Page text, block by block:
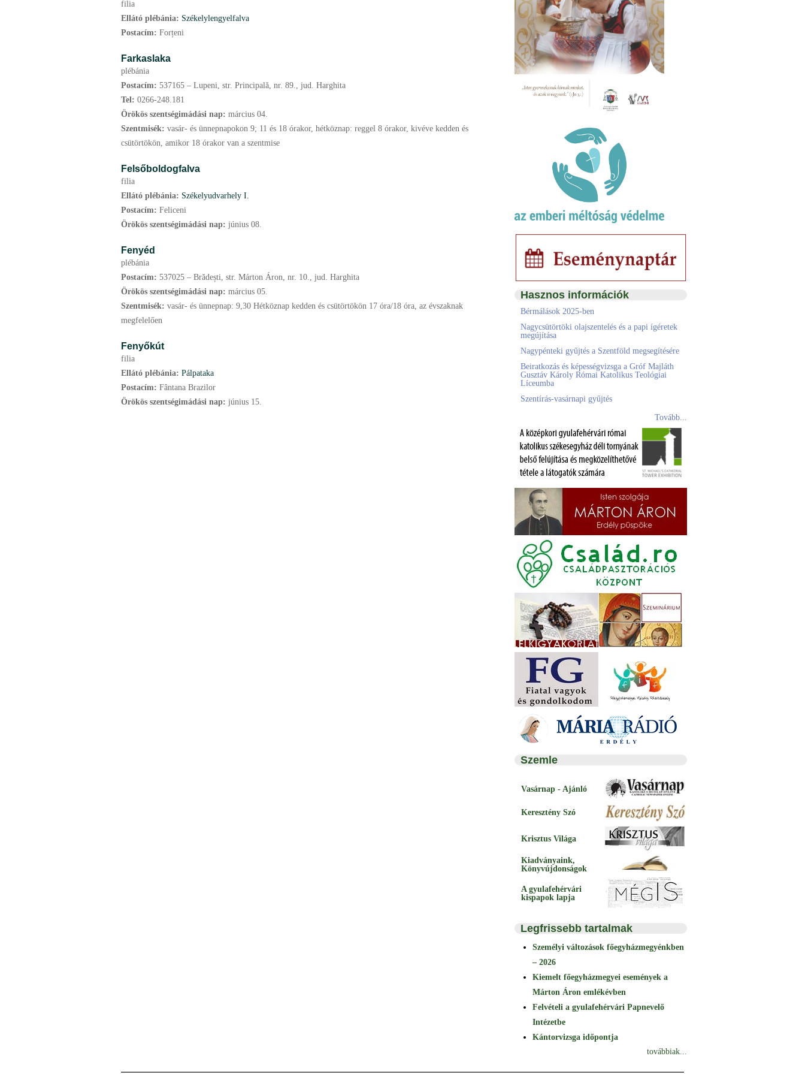
filia
Ellátó plébánia: Székelylengyelfalva
Postacím: Forțeni
Farkaslaka
plébánia
Postacím: 537165 – Lupeni, str. Principală, nr. 89., jud. Harghita
Tel: 0266-248.181
Örökös szentségimádási nap: március 04.
Szentmisék: vasár- és ünnepnapokon 9; 11 és 18 órakor, hétköznap: reggel 8 órakor, kivéve kedden és
csütörtökön, amikor 18 órakor van a szentmise
Felsőboldogfalva
filia
Ellátó plébánia: Székelyudvarhely I.
Postacím: Feliceni
Örökös szentségimádási nap: június 08.
Fenyéd
plébánia
Postacím: 537025 – Brădești, str. Márton Áron, nr. 10., jud. Harghita
Örökös szentségimádási nap: március 05.
Szentmisék: vasár- és ünnepnap: 9,30 Hétköznap kedden és csütörtökön 17 óra/18 óra, az évszaknak
megfelelően
Fenyőkút
filia
Ellátó plébánia: Pálpataka
Postacím: Fântana Brazilor
Örökös szentségimádási nap: június 15.
Hasznos információk
Bérmálások 2025-ben
Nagycsütörtöki olajszentelés és a papi ígéretek
megújítása
Nagypénteki gyűjtés a Szentföld megsegítésére
Beiratkozás és képességvizsga a Gróf Majláth
Gusztáv Károly Római Katolikus Teológiai
Líceumba
Szentírás-vasárnapi gyűjtés
Tovább...
Szemle
Vasárnap - Ajánló
Keresztény Szó
Krisztus Világa
Kiadványaink,
Könyvújdonságok
A gyulafehérvári
kispapok lapja
Legfrissebb tartalmak
Személyi változások főegyházmegyénkben
– 2026
Kiemelt főegyházmegyei események a
Márton Áron emlékévben
Felvételi a gyulafehérvári Papnevelő
Intézetbe
Kántorvizsga időpontja
továbbiak...